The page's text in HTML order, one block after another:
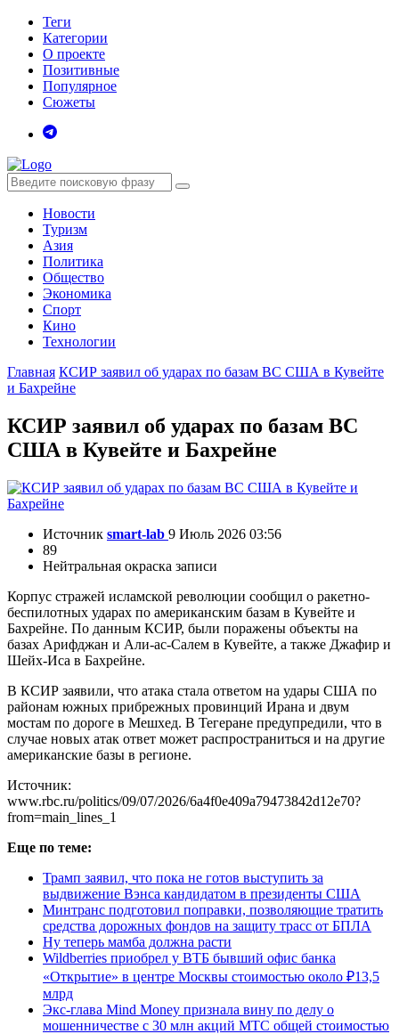
Теги
Категории
О проекте
Позитивные
Популярное
Сюжеты
Новости
Туризм
Азия
Политика
Общество
Экономика
Спорт
Кино
Технологии
Главная КСИР заявил об ударах по базам ВС США в Кувейте
и Бахрейне
КСИР заявил об ударах по базам ВС
США в Кувейте и Бахрейне
Источник smart-lab 9 Июль 2026 03:56
89
Нейтральная окраска записи
Корпус стражей исламской революции сообщил о ракетно-
беспилотных ударах по американским базам в Кувейте и
Бахрейне. По данным КСИР, были поражены объекты на
базах Арифджан и Али-ас-Салем в Кувейте, а также Джафир и
Шейх-Иса в Бахрейне.
В КСИР заявили, что атака стала ответом на удары США по
районам южных прибрежных провинций Ирана и двум
мостам по дороге в Мешхед. В Тегеране предупредили, что в
случае новых атак ответ может распространиться и на другие
американские базы в регионе.
Источник:
www.rbc.ru/politics/09/07/2026/6a4f0e409a79473842d12e70?
from=main_lines_1
Еще по теме:
Трамп заявил, что пока не готов выступить за
выдвижение Вэнса кандидатом в президенты США
Минтранс подготовил поправки, позволяющие тратить
средства дорожных фондов на защиту трасс от БПЛА
Ну теперь мамба должна расти
Wildberries приобрел у ВТБ бывший офис банка
«Открытие» в центре Москвы стоимостью около ₽13,5
млрд
Экс-глава Mind Money признала вину по делу о
мошенничестве с 30 млн акций МТС общей стоимостью